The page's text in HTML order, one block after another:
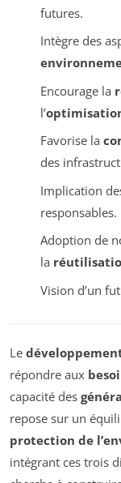
futures.
Intègre des
Encourage la
l’
Favorise la
des
Implication
responsables.
Adoption de
la
Vision d’un
Le
répondre aux
capacité des
repose sur un
protection de
intégrant ces trois